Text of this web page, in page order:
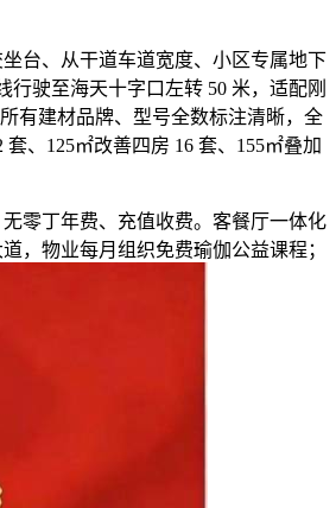
台、从干道车道宽度、小区专属地下
驶至海天十字口左转 50 米，适配刚
有建材品牌、型号全数标注清晰，全
、125㎡改善四房 16 套、155㎡叠加
零丁年费、充值收费。客餐厅一体化
，物业每月组织免费瑜伽公益课程；